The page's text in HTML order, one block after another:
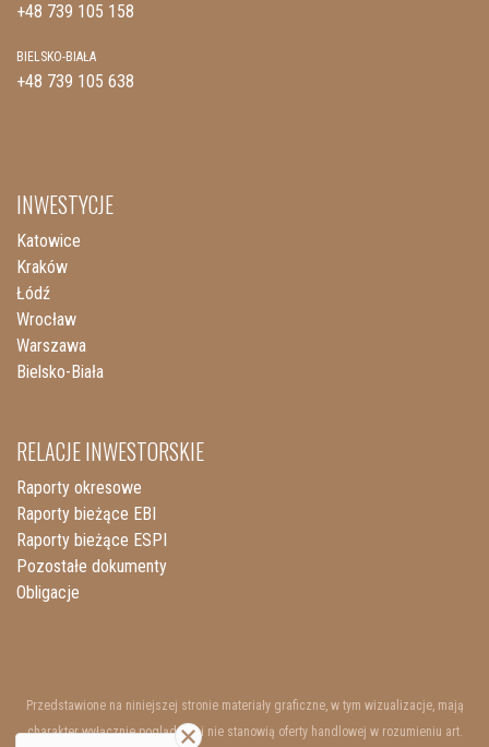
+48 739 105 158
BIELSKO-BIAŁA
+48 739 105 638
INWESTYCJE
Katowice
Kraków
Łódź
Wrocław
Warszawa
Bielsko-Biała
RELACJE INWESTORSKIE
Raporty okresowe
Raporty bieżące EBI
Raporty bieżące ESPI
Pozostałe dokumenty
Obligacje
Przedstawione na niniejszej stronie materiały graficzne, w tym wizualizacje, mają
charakter wyłącznie poglądowy i nie stanowią oferty handlowej w rozumieniu art.